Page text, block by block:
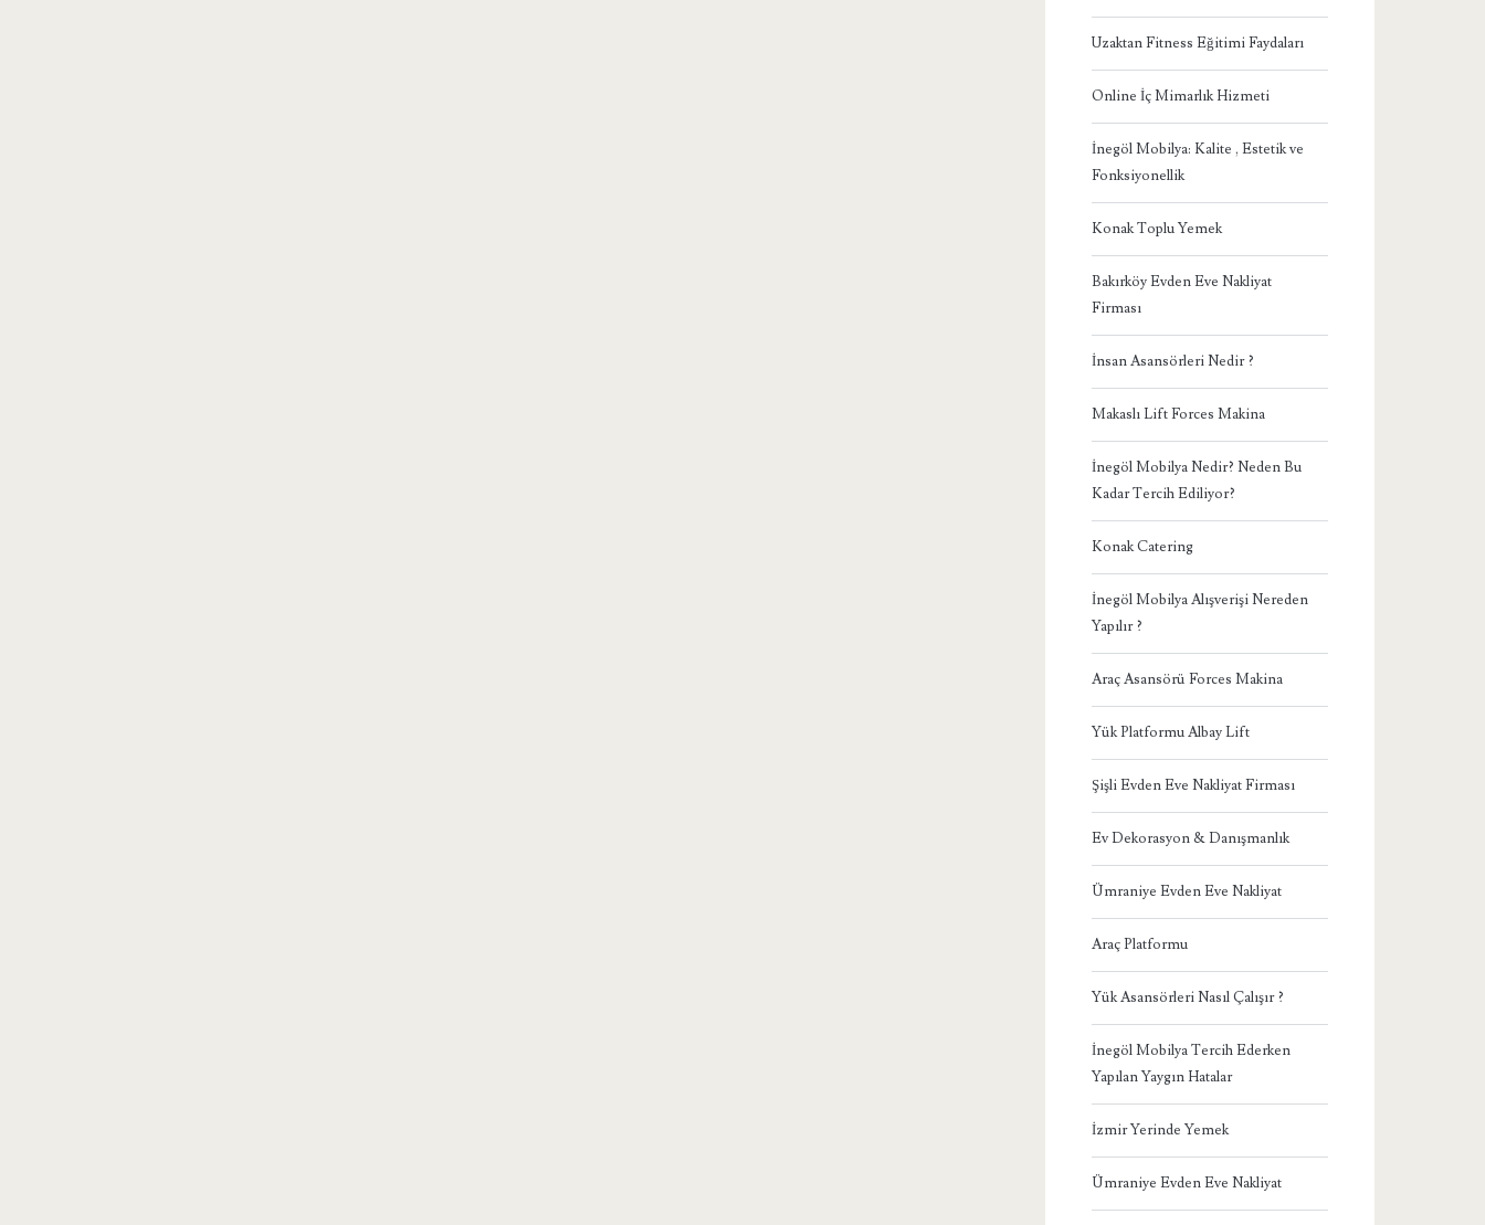
Uzaktan Fitness Eğitimi Faydaları
Online İç Mimarlık Hizmeti
İnegöl Mobilya: Kalite , Estetik ve
Fonksiyonellik
Konak Toplu Yemek
Bakırköy Evden Eve Nakliyat
Firması
İnsan Asansörleri Nedir ?
Makaslı Lift Forces Makina
İnegöl Mobilya Nedir? Neden Bu
Kadar Tercih Ediliyor?
Konak Catering
İnegöl Mobilya Alışverişi Nereden
Yapılır ?
Araç Asansörü Forces Makina
Yük Platformu Albay Lift
Şişli Evden Eve Nakliyat Firması
Ev Dekorasyon & Danışmanlık
Ümraniye Evden Eve Nakliyat
Araç Platformu
Yük Asansörleri Nasıl Çalışır ?
İnegöl Mobilya Tercih Ederken
Yapılan Yaygın Hatalar
İzmir Yerinde Yemek
Ümraniye Evden Eve Nakliyat